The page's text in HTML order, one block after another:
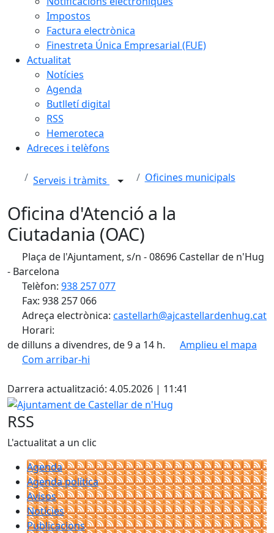
Impostos
Factura electrònica
Finestreta Única Empresarial (FUE)
Actualitat
Notícies
Agenda
Butlletí digital
RSS
Hemeroteca
Adreces i telèfons
Serveis i tràmits Oficines municipals
Oficina d'Atenció a la
Ciutadania (OAC)
Plaça de l'Ajuntament, s/n - 08696 Castellar de n'Hug
- Barcelona
Telèfon: 938 257 077
Fax: 938 257 066
Adreça electrònica: castellarh@ajcastellardenhug.cat
Horari:
de dilluns a divendres, de 9 a 14 h.
Amplieu el mapa
Com arribar-hi
+
−
Darrera actualització: 4.05.2026 | 11:41
Ajuntament de Castellar de n'Hug
RSS
L'actualitat a un clic
Agenda
Agenda política
Avisos
Notícies
Publicacions